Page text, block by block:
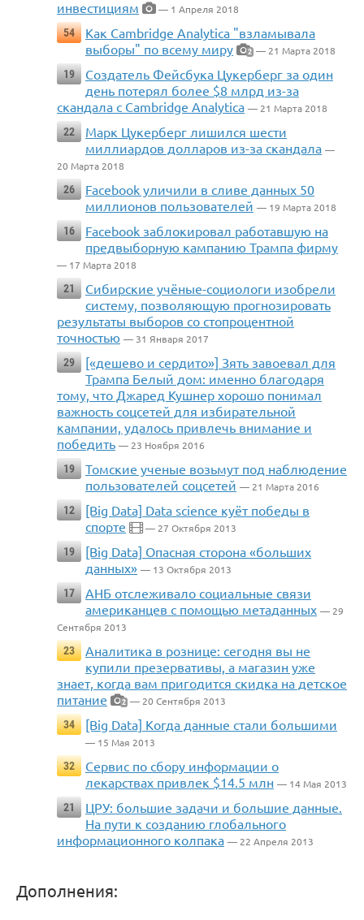
инвестициям
— 1 Апреля 2018
54
Как Cambridge Analytica "взламывала
выборы" по всему миру
2 — 21 Марта 2018
19
Создатель Фейсбука Цукерберг за один
день потерял более $8 млрд из-за
скандала с Cambridge Analytica — 21 Марта 2018
22
Марк Цукерберг лишился шести
миллиардов долларов из-за скандала —
20 Марта 2018
26
Facebook уличили в сливе данных 50
миллионов пользователей — 19 Марта 2018
16
Facebook заблокировал работавшую на
предвыборную кампанию Трампа фирму
— 17 Марта 2018
21
Сибирские учёные-социологи изобрели
систему, позволяющую прогнозировать
результаты выборов со стопроцентной
точностью — 31 Января 2017
29
[«дешево и сердито»] Зять завоевал для
Трампа Белый дом: именно благодаря
тому, что Джаред Кушнер хорошо понимал
важность соцсетей для избирательной
кампании, удалось привлечь внимание и
победить — 23 Ноября 2016
19
Томские ученые возьмут под наблюдение
пользователей соцсетей — 21 Марта 2016
12
[Big Data] Data science куёт победы в
спорте
— 27 Октября 2013
19
[Big Data] Опасная сторона «больших
данных» — 13 Октября 2013
17
АНБ отслеживало социальные связи
американцев с помощью метаданных — 29
Сентября 2013
23
Аналитика в рознице: сегодня вы не
купили презервативы, а магазин уже
знает, когда вам пригодится скидка на детское
питание
2 — 20 Сентября 2013
34
[Big Data] Когда данные стали большими
— 15 Мая 2013
32
Сервис по сбору информации о
лекарствах привлек $14.5 млн — 14 Мая 2013
21
ЦРУ: большие задачи и большие данные.
На пути к созданию глобального
информационного колпака — 22 Апреля 2013
Дополнения: